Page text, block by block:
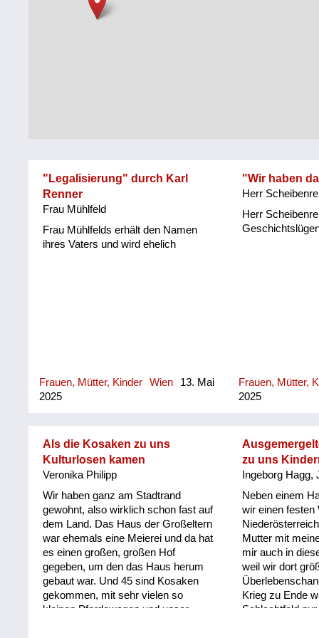
Staatsvertrag
sonstiges
"Legalisierung" durch Karl
Renner
Frau Mühlfeld
Frau Mühlfelds erhält den Namen
ihres Vaters und wird ehelich
Frauen, Mütter, Kinder Wien
13. Mai
2025
"Wir haben
Herr
Herr
Frauen, Mütter,
2025
Als die Kosaken zu uns
Kulturlosen kamen
Veronika Philipp
Wir haben ganz am Stadtrand
gewohnt, also wirklich schon fast auf
dem Land. Das Haus der Großeltern
war ehemals eine Meierei und da hat
es einen großen, großen Hof
gegeben, um den das Haus herum
gebaut war. Und 45 sind Kosaken
gekommen, mit sehr vielen so
kleinen Pferdewagen und unser
zu uns
Ingeborg Hagg,
Neben einem
wir einen festen
Mutter mit
mir auch in
weil wir dort
Krieg zu Ende
Schlachtfeld